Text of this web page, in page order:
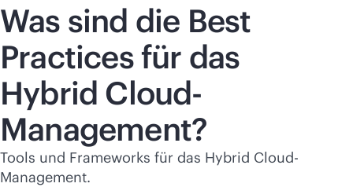
Was sind die Best
Practices für das
Hybrid Cloud-
Management?
Tools und Frameworks für das Hybrid Cloud-
Management.